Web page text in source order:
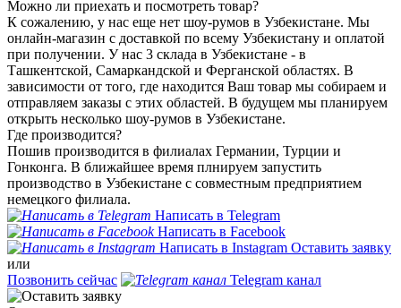
Можно ли приехать и посмотреть товар?
К сожалению, у нас еще нет шоу-румов в Узбекистане. Мы
онлайн-магазин с доставкой по всему Узбекистану и оплатой
при получении. У нас 3 склада в Узбекистане - в
Ташкентской, Самаркандской и Ферганской областях. В
зависимости от того, где находится Ваш товар мы собираем и
отправляем заказы с этих областей. В будущем мы планируем
открыть несколько шоу-румов в Узбекистане.
Где производится?
Пошив производится в филиалах Германии, Турции и
Гонконга. В ближайшее время плнируем запустить
производство в Узбекистане с совместным предприятием
немецкого филиала.
Написать в Telegram
Написать в Facebook
Написать в Instagram Оставить заявку
или
Позвонить сейчас
Telegram канал